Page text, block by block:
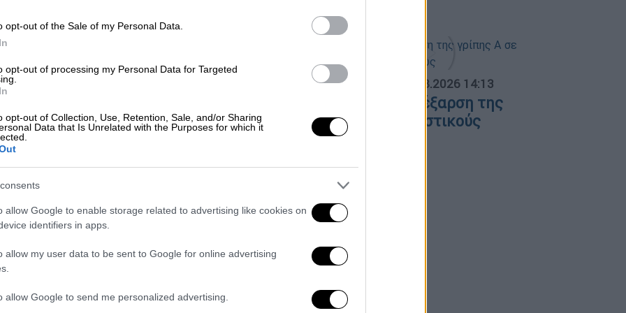
opt-out of the Sale of my Personal Data.
opt-out of processing my Personal Data for Targeted
opt-out of Collection, Use, Retention, Sale, and/or Sharing
Data that Is Unrelated with the Purposes for which it
allow Google to enable storage related to advertising like cookies on
identifiers in apps.
allow my user data to be sent to Google for online advertising
allow Google to send me personalized advertising.
Πολιτική 24.05.2022 13:04
ΣΥΡΙΖΑ: Πληροφορούμαστε από
αποστολή βαρέως οπλισμού στην
«Εν τέλει ποιος ήταν ο σκοπός του
ταξιδιού στις ΗΠΑ; Η προώθηση
επικοινωνία και ανταμοιβή του κ.
Μητσοτάκη και της κυβέρνησής του;»
Οικονομία|03.05.2022 09:33
για αγορά τεχνολογικού
ΑΠΟΣΠΑΣΜΑΤΑ... 07.08.2026 14:13
Ανησυχία για την έξαρση της
γρίπης Α σε τουριστικούς
προορισμούς